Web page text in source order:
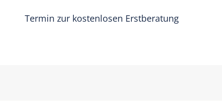
Termin zur kostenlosen Erstberatung